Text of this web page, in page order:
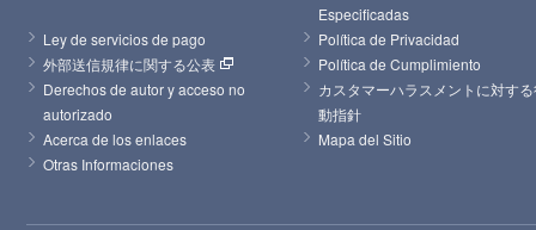
Especificadas
Ley de servicios de pago
Política de Privacidad
外部送信規律に関する公表
Política de Cumplimiento
Derechos de autor y acceso no
autorizado
カスタマーハラスメントに対す
動指針
Acerca de los enlaces
Mapa del Sitio
Otras Informaciones